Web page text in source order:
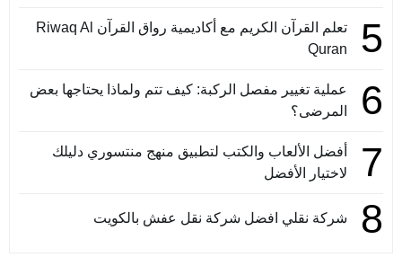
5
تعلم القرآن الكريم مع أكاديمية رواق القرآن Riwaq Al
Quran
6
عملية تغيير مفصل الركبة: كيف تتم ولماذا يحتاجها بعض
المرضى؟
7
أفضل الألعاب والكتب لتطبيق منهج منتسوري دليلك
لاختيار الأفضل
8 شركة نقلي افضل شركة نقل عفش بالكويت